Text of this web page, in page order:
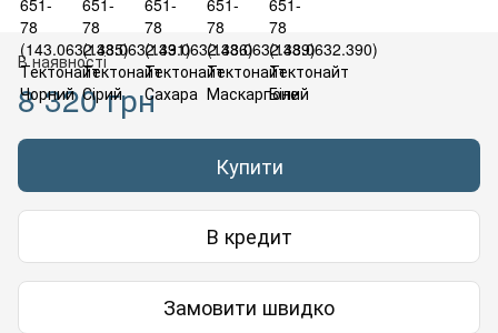
В наявності
8 320 грн
Купити
В кредит
Замовити швидко